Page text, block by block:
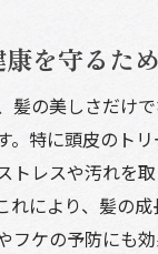
を守るた
髪の美しさだけ
。特に頭皮のト
トレスや汚れを
れにより、髪の
フケの予防にも効